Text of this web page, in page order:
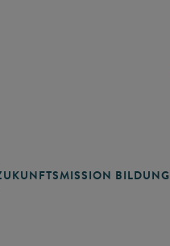
BILDUNG